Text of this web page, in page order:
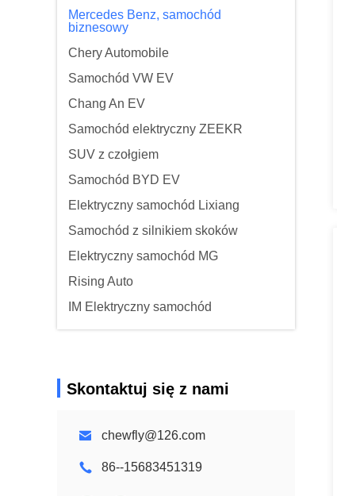
Mercedes Benz, samochód
biznesowy
Chery Automobile
Samochód VW EV
Chang An EV
Samochód elektryczny ZEEKR
SUV z czołgiem
Samochód BYD EV
Elektryczny samochód Lixiang
Samochód z silnikiem skoków
Elektryczny samochód MG
Rising Auto
IM Elektryczny samochód
Skontaktuj się z nami
chewfly@126.com
86--15683451319